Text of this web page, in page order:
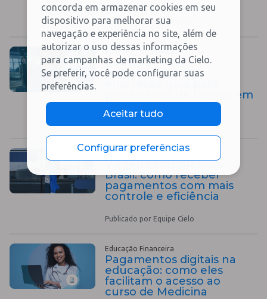
Publicado por Equipe Cielo
Educação Financeira
Como receber
pagamentos de
prestadores de serviço em
viagens corporativas
Educação Financeira
Viagens corporativas no
Brasil: como receber
pagamentos com mais
controle e eficiência
Publicado por Equipe Cielo
Educação Financeira
Pagamentos digitais na
educação: como eles
facilitam o acesso ao
curso de Medicina
concorda em armazenar cookies em seu
dispositivo para melhorar sua
navegação e experiência no site, além de
autorizar o uso dessas informações
para campanhas de marketing da Cielo.
Se preferir, você pode configurar suas
preferências.
Aceitar tudo
Configurar preferências